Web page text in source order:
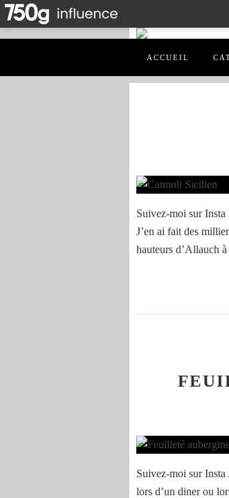
ACCUEIL
Suivez-moi sur Insta
J’en ai fait des
hauteurs d’Allauch
Suivez-moi sur Insta
lors d’un diner ou